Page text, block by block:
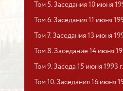
Том 5. Заседания 10 июня
Том 6. Заседания 11 июня
Том 7. Заседания 13 июня
Том 8. Заседание 14 июня
Том 9. Заседа 15 июня 1993 г.
Том 10. Заседания 16 июня